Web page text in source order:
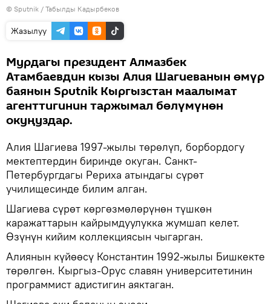
© Sputnik / Табылды Кадырбеков
Жазылуу
Мурдагы президент Алмазбек
Атамбаевдин кызы Алия Шагиеванын өмүр
баянын Sputnik Кыргызстан маалымат
агенттигинин таржымал бөлүмүнөн
окуңуздар.
Алия Шагиева 1997-жылы төрөлүп, борбордогу
мектептердин биринде окуган. Санкт-
Петербургдагы Рериха атындагы сүрөт
училищесинде билим алган.
Шагиева сүрөт көргөзмөлөрүнөн түшкөн
каражаттарын кайрымдуулукка жумшап келет.
Өзүнүн кийим коллекциясын чыгарган.
Алиянын күйөөсү Константин 1992-жылы Бишкекте
төрөлгөн. Кыргыз-Орус славян университетинин
программист адистигин аяктаган.